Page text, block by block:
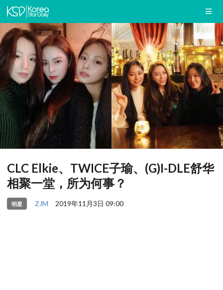
CLC Elkie、TWICE子瑜、(G)I-DLE舒华
相聚一堂，所为何事？
明星 ZJM 2019年11月3日 09:00